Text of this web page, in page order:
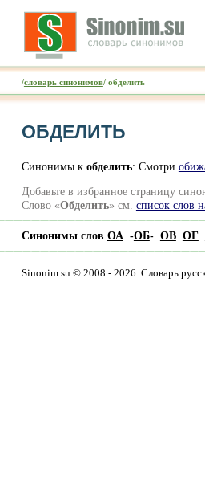
/словарь синонимов/ обделить
ОБДЕЛИТЬ
Синонимы к обделить: Смотри
Добавьте в избранное страницу
Слово «Обделить» см. список слов
Синонимы слов ОА -ОБ- ОВ ОГ
Sinonim.su © 2008 - 2026. Словарь